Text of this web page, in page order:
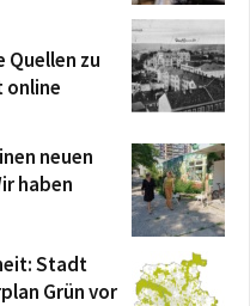
Quellen zu
online
neuen
haben
Stadt
Grün vor